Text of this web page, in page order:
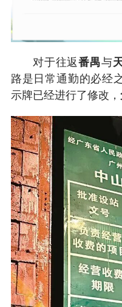
对于往返番禺与
路是日常通勤的必经
示牌已经进行了修改，